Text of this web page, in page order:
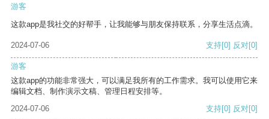
游客
这款app是我社交的好帮手，让我能够与朋友保持联系，分享生活点滴。
2024-07-06 支持[0] 反对[0]
游客
这款app的功能非常强大，可以满足我所有的工作需求。我可以使用它来
编辑文档、制作演示文稿、管理日程安排等。
2024-07-06
支持[0] 反对[0]